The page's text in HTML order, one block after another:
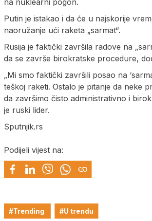
Putin je istakao i da će u najskorije
naoružanje ući raketa „sarmat“.
Rusija je faktički završila radove na
da se završe birokratske procedure,
„Mi smo faktički završili posao na
teškoj raketi. Ostalo je pitanje da neke
da završimo čisto administrativno i
je ruski lider.
Sputnjik.rs
Podijeli vijest na:
#Trending #U trendu